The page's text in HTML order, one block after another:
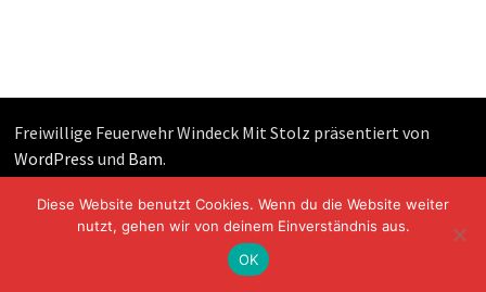
Freiwillige Feuerwehr Windeck Mit Stolz präsentiert von
WordPress und Bam.
Diese Website benutzt Cookies. Wenn du die Website weiter
nutzt, gehen wir von deinem Einverständnis aus.
OK